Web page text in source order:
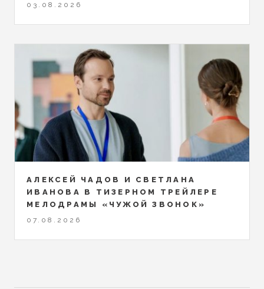
03.08.2026
АЛЕКСЕЙ ЧАДОВ И СВЕТЛАНА
ИВАНОВА В ТИЗЕРНОМ ТРЕЙЛЕРЕ
МЕЛОДРАМЫ «ЧУЖОЙ ЗВОНОК»
07.08.2026